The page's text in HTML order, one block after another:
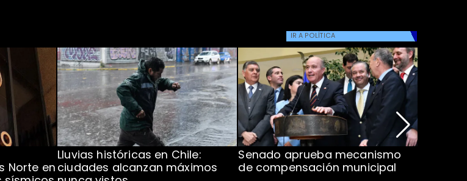
IR A POLÍTICA
Norte en
Lluvias históricas en Chile:
ciudades alcanzan máximos
Senado aprueba mecanismo
de compensación municipal